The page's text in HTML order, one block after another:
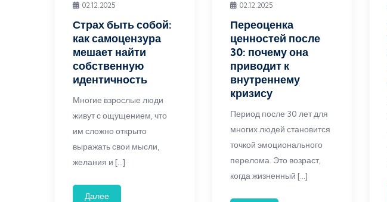
02.12.2025
Страх быть собой:
как самоцензура
мешает найти
собственную
идентичность
Многие взрослые люди
живут с ощущением, что
им сложно открыто
выражать свои мысли,
желания и […]
Далее
02.12.2025
Переоценка
ценностей после
30: почему она
приводит к
внутреннему
кризису
Период после 30 лет для
многих людей становится
точкой эмоционального
перелома. Это возраст,
когда жизненный […]